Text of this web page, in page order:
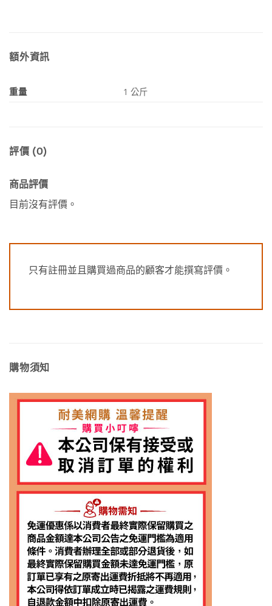
額外資訊
重量 1 公斤
評價 (0)
商品評價
目前沒有評價。
只有註冊並且購買過商品的顧客才能撰寫評價。
購物須知